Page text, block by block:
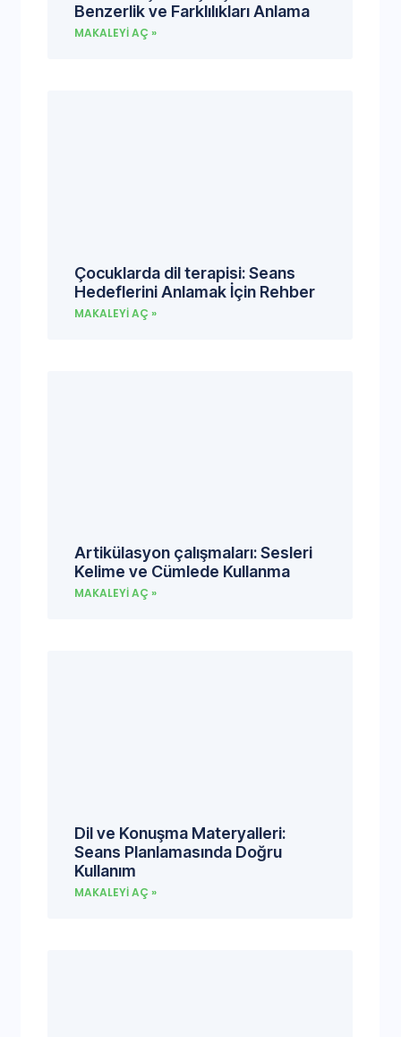
Benzerlik ve Farklılıkları Anlama
MAKALEYI AÇ »
Çocuklarda dil terapisi: Seans
Hedeflerini Anlamak İçin Rehber
MAKALEYI AÇ »
Artikülasyon çalışmaları: Sesleri
Kelime ve Cümlede Kullanma
MAKALEYI AÇ »
Dil ve Konuşma Materyalleri:
Seans Planlamasında Doğru
Kullanım
MAKALEYI AÇ »